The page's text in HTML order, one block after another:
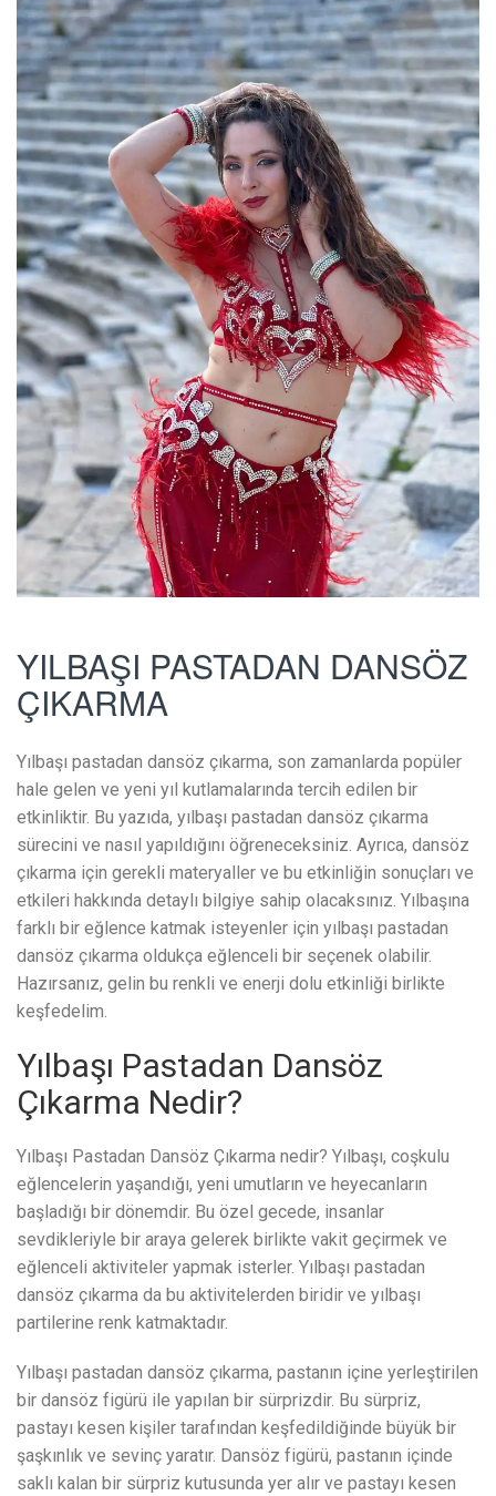
YILBAŞI PASTADAN DANSÖZ
ÇIKARMA
Yılbaşı pastadan dansöz çıkarma, son zamanlarda popüler
hale gelen ve yeni yıl kutlamalarında tercih edilen bir
etkinliktir. Bu yazıda, yılbaşı pastadan dansöz çıkarma
sürecini ve nasıl yapıldığını öğreneceksiniz. Ayrıca, dansöz
çıkarma için gerekli materyaller ve bu etkinliğin sonuçları ve
etkileri hakkında detaylı bilgiye sahip olacaksınız. Yılbaşına
farklı bir eğlence katmak isteyenler için yılbaşı pastadan
dansöz çıkarma oldukça eğlenceli bir seçenek olabilir.
Hazırsanız, gelin bu renkli ve enerji dolu etkinliği birlikte
keşfedelim.
Yılbaşı Pastadan Dansöz
Çıkarma Nedir?
Yılbaşı Pastadan Dansöz Çıkarma nedir? Yılbaşı, coşkulu
eğlencelerin yaşandığı, yeni umutların ve heyecanların
başladığı bir dönemdir. Bu özel gecede, insanlar
sevdikleriyle bir araya gelerek birlikte vakit geçirmek ve
eğlenceli aktiviteler yapmak isterler. Yılbaşı pastadan
dansöz çıkarma da bu aktivitelerden biridir ve yılbaşı
partilerine renk katmaktadır.
Yılbaşı pastadan dansöz çıkarma, pastanın içine yerleştirilen
bir dansöz figürü ile yapılan bir sürprizdir. Bu sürpriz,
pastayı kesen kişiler tarafından keşfedildiğinde büyük bir
şaşkınlık ve sevinç yaratır. Dansöz figürü, pastanın içinde
saklı kalan bir sürpriz kutusunda yer alır ve pastayı kesen